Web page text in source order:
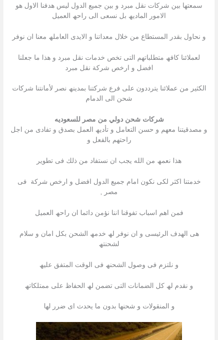
سمعتھا بین شركات نقل مبرد و بین جمیع الدول لیس ھدفنا الاول ھو
الامور المادیھ بل نسعى الى راحھ العمیل
و نحاول بقدر المستطاع من خلال معداتنا و الایدى العاملھ معنا ان نوفر
لعملائنا كافھ متطلباتھم التى تخص خدمات نقل مبرد و ھذا ما جعلنا
افضل و ارخص شركة نقل مبرد
الكثیر من عملائنا یترددون على فرع شركتنا بمدینھ نصر لأمانتنا شركات
شحن الى الدمام
شركات شحن دولي من مصر للسعوديه
و مصدقیتنا معھم و حسن التعامل و تأدیھ العمل بصدق و تفادى من اجل
راحتھم بالفعل و
ھذا نعمھ من الله یجب ان نستفاد من ذلك فى تطویر
خدمتنا اكثر لكى نكون امام جمیع الدول افضل و ارخص شركة فى
مصر ,
فمن اھم اسباب تفوقنا اننا نؤمن دائما ان راحھ العمیل
ھى الھدف الرئیسى و ان نوفر لھ خدمھ الشحن بكل امان و سلام
لشحنتھ
و نلتزم فى وصول الشحنھ فى الوقت المتفق علیھ
و نقدم لھ كل الضمانات التى تضمن لھ الحفاظ على ممتلكاتھ
و المنقولات و شحنھا بدون ما یحدث اى ضرر لھا